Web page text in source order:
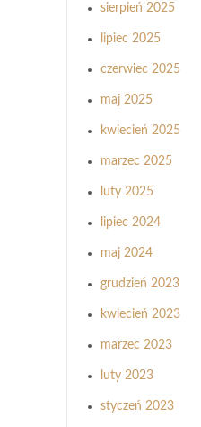
sierpień 2025
lipiec 2025
czerwiec 2025
maj 2025
kwiecień 2025
marzec 2025
luty 2025
lipiec 2024
maj 2024
grudzień 2023
kwiecień 2023
marzec 2023
luty 2023
styczeń 2023